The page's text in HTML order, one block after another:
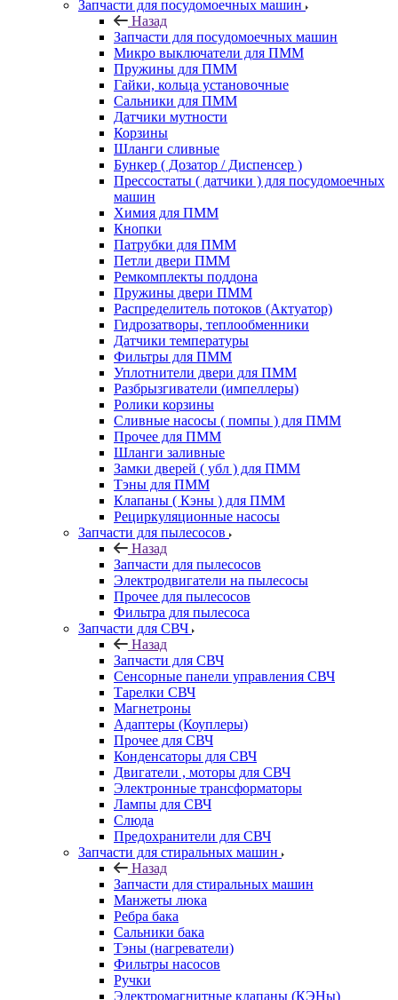
Запчасти для посудомоечных машин
Назад
Запчасти для посудомоечных машин
Микро выключатели для ПММ
Пружины для ПММ
Гайки, кольца установочные
Сальники для ПММ
Датчики мутности
Корзины
Шланги сливные
Бункер ( Дозатор / Диспенсер )
Прессостаты ( датчики ) для посудомоечных
машин
Химия для ПММ
Кнопки
Патрубки для ПММ
Петли двери ПММ
Ремкомплекты поддона
Пружины двери ПММ
Распределитель потоков (Актуатор)
Гидрозатворы, теплообменники
Датчики температуры
Фильтры для ПММ
Уплотнители двери для ПММ
Разбрызгиватели (импеллеры)
Ролики корзины
Сливные насосы ( помпы ) для ПММ
Прочее для ПММ
Шланги заливные
Замки дверей ( убл ) для ПММ
Тэны для ПММ
Клапаны ( Кэны ) для ПММ
Рециркуляционные насосы
Запчасти для пылесосов
Назад
Запчасти для пылесосов
Электродвигатели на пылесосы
Прочее для пылесосов
Фильтра для пылесоса
Запчасти для СВЧ
Назад
Запчасти для СВЧ
Сенсорные панели управления СВЧ
Тарелки СВЧ
Магнетроны
Адаптеры (Коуплеры)
Прочее для СВЧ
Конденсаторы для СВЧ
Двигатели , моторы для СВЧ
Электронные трансформаторы
Лампы для СВЧ
Слюда
Предохранители для СВЧ
Запчасти для стиральных машин
Назад
Запчасти для стиральных машин
Манжеты люка
Ребра бака
Сальники бака
Тэны (нагреватели)
Фильтры насосов
Ручки
Электромагнитные клапаны (КЭНы)